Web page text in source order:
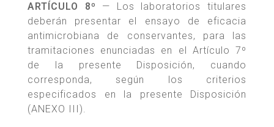
ARTÍCULO 8º — Los laboratorios titulares
deberán presentar el ensayo de eficacia
antimicrobiana de conservantes, para las
tramitaciones enunciadas en el Artículo 7º
de la presente Disposición, cuando
corresponda, según los criterios
especificados en la presente Disposición
(ANEXO III).